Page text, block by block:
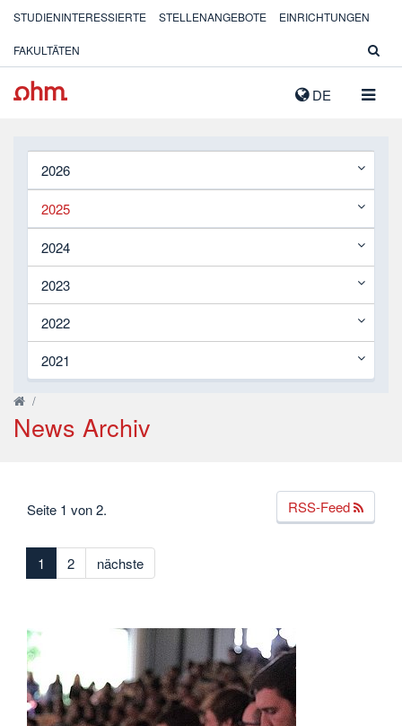
DE
STUDIENINTERESSIERTE STELLENANGEBOTE EINRICHTUNGEN
FAKULTÄTEN
2026
2025
2024
2023
2022
2021
/
News Archiv
RSS-Feed
Seite 1 von 2.
1 2 nächste